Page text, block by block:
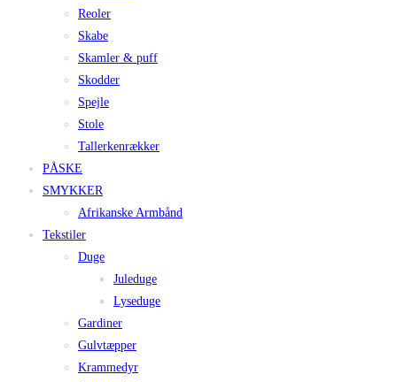
Reoler
Skabe
Skamler & puff
Skodder
Spejle
Stole
Tallerkenrækker
PÅSKE
SMYKKER
Afrikanske Armbånd
Tekstiler
Duge
Juleduge
Lyseduge
Gardiner
Gulvtæpper
Krammedyr